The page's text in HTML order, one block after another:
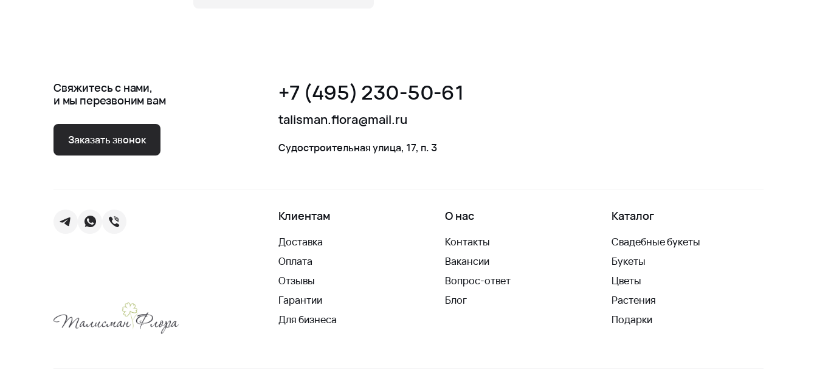
Свяжитесь с нами,
и мы перезвоним вам
Заказать звонок
+7 (495) 230-50-61
talisman.flora@mail.ru
Судостроительная улица, 17, п. 3
Клиентам
Доставка
Оплата
Отзывы
Гарантии
Для бизнеса
О нас
Контакты
Вакансии
Вопрос-ответ
Блог
Каталог
Свадебные букеты
Букеты
Цветы
Растения
Подарки